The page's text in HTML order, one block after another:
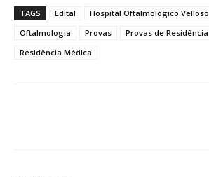
TAGS Edital Hospital Oftalmológico Velloso
Oftalmologia
Provas
Provas de Residência
Residência Médica